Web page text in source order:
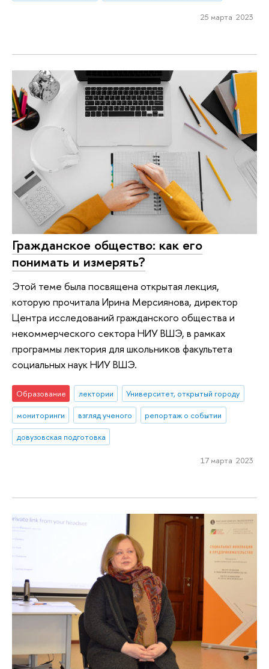
25 марта 2023
Гражданское общество: как его
понимать и измерять?
Этой теме была посвящена открытая лекция,
которую прочитала Ирина Мерсиянова, директор
Центра исследований гражданского общества и
некоммерческого сектора НИУ ВШЭ, в рамках
программы лектория для школьников факультета
социальных наук НИУ ВШЭ.
Образование лектории
Университет, открытый городу
мониторинги
взгляд ученого
репортаж о событии
довузовская подготовка
17 марта 2023